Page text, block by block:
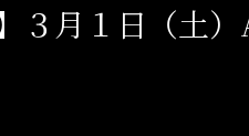
３月１日（土